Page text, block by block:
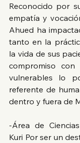
Reconocido por
empatía y
Ahued ha
tanto en la
la vida de sus
compromiso
vulnerables lo
referente de
dentro y fuera de
-Área de
Kuri Por ser un